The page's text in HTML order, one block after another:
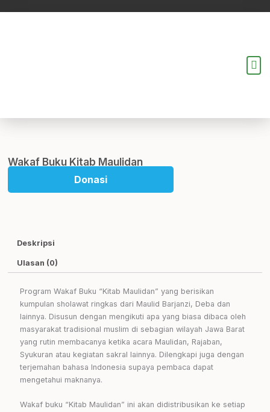
Wakaf Buku Kitab Maulidan
Donasi
Deskripsi
Ulasan (0)
Program Wakaf Buku “Kitab Maulidan” yang berisikan
kumpulan sholawat ringkas dari Maulid Barjanzi, Deba dan
lainnya. Disusun dengan mengikuti apa yang biasa dibaca oleh
masyarakat tradisional muslim di sebagian wilayah Jawa Barat
yang rutin membacanya ketika acara Maulidan, Rajaban,
Syukuran atau kegiatan sakral lainnya. Dilengkapi juga dengan
terjemahan bahasa Indonesia supaya pembaca dapat
mengetahui maknanya.
Wakaf buku “Kitab Maulidan” ini akan didistribusikan ke setiap